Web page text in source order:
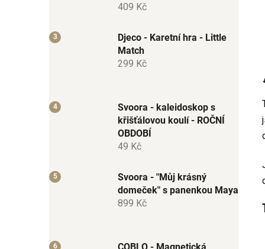
409 Kč
Djeco - Karetní hra - Little
Match
299 Kč
Svoora - kaleidoskop s
křišťálovou koulí - ROČNÍ
OBDOBÍ
49 Kč
Svoora - "Můj krásný
domeček" s panenkou Maya
899 Kč
COBLO - Magnetická